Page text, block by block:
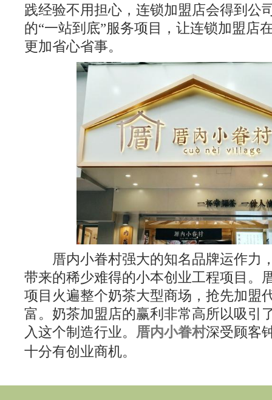
践经验不用担心，连锁加盟店会得到公
的“一站到底”服务项目，让连锁加盟店
更加省心省事。
厝内小眷村强大的知名品牌运作力
带来的稀少难得的小本创业工程项目。
项目火遍整个奶茶大型商场，抢先加盟
富。奶茶加盟店的赢利非常高所以吸引
入这个制造行业。 厝内小眷村深受顾客
十分有创业商机。